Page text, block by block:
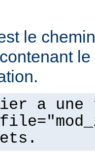
le
a